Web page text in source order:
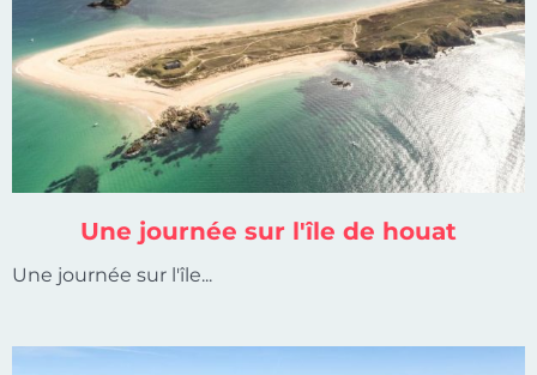
Une journée sur l'île de houat
Une journée sur l'île...